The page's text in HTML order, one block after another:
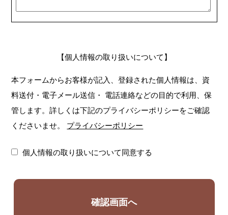
【個人情報の取り扱いについて】
本フォームからお客様が記入、登録された個人情報は、資
料送付・電子メール送信・ 電話連絡などの目的で利用、保
管します。詳しくは下記のプライバシーポリシーをご確認
くださいませ。
プライバシーポリシー
個人情報の取り扱いについて同意する